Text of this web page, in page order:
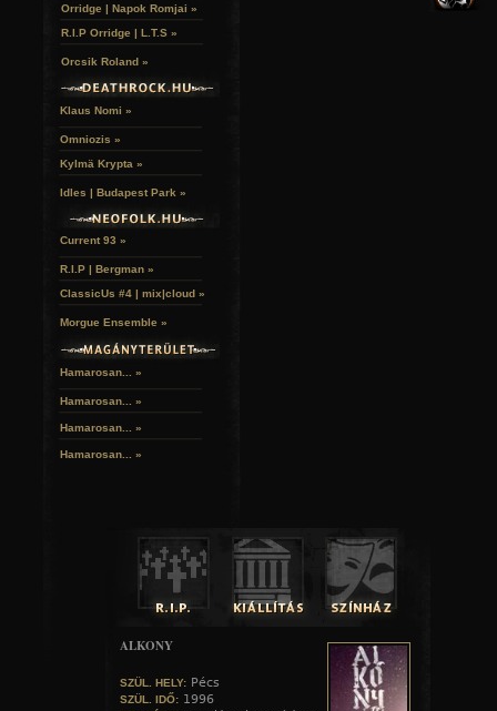
Orridge | Napok Romjai »
R.I.P Orridge | L.T.S »
Orcsik Roland »
Klaus Nomi »
Omniozis »
Kylmä Krypta »
Idles | Budapest Park »
Current 93 »
R.I.P | Bergman »
ClassicUs #4 | mix|cloud »
Morgue Ensemble »
Hamarosan... »
Hamarosan... »
Hamarosan... »
Hamarosan... »
ALKONY
SZÜL. HELY: Pécs
SZÜL. IDŐ: 1996